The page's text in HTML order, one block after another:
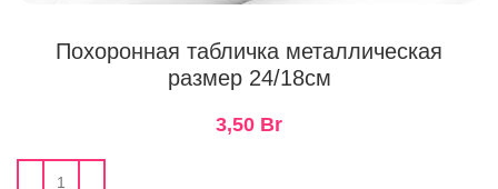
Похоронная табличка металлическая
размер 24/18см
3,50 Br